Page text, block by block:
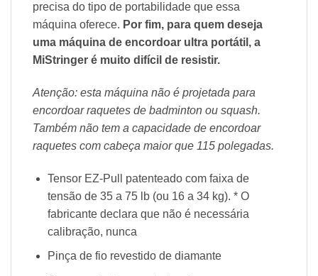
precisa do tipo de portabilidade que essa
máquina oferece. Por fim, para quem deseja
uma máquina de encordoar ultra portátil, a
MiStringer é muito difícil de resistir.
Atenção: esta máquina não é projetada para
encordoar raquetes de badminton ou squash.
Também não tem a capacidade de encordoar
raquetes com cabeça maior que 115 polegadas.
Tensor EZ-Pull patenteado com faixa de
tensão de 35 a 75 lb (ou 16 a 34 kg). * O
fabricante declara que não é necessária
calibração, nunca
Pinça de fio revestido de diamante